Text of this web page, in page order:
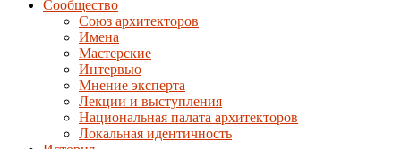
Сообщество
Союз архитекторов
Имена
Мастерские
Интервью
Мнение эксперта
Лекции и выступления
Национальная палата архитекторов
Локальная идентичность